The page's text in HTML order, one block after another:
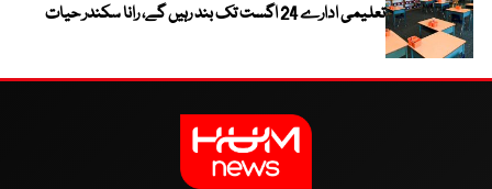
تعلیمی ادارے 24 اگست تک بند رہیں گے، رانا سکندر حیات